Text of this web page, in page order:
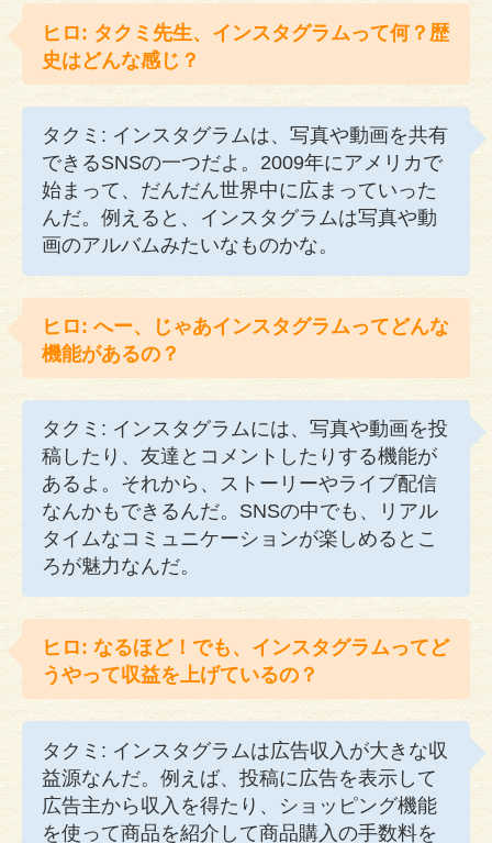
ヒロ: タクミ先生、インスタグラムって何？歴
史はどんな感じ？
タクミ: インスタグラムは、写真や動画を共有
できるSNSの一つだよ。2009年にアメリカで
始まって、だんだん世界中に広まっていった
んだ。例えると、インスタグラムは写真や動
画のアルバムみたいなものかな。
ヒロ: へー、じゃあインスタグラムってどんな
機能があるの？
タクミ: インスタグラムには、写真や動画を投
稿したり、友達とコメントしたりする機能が
あるよ。それから、ストーリーやライブ配信
なんかもできるんだ。SNSの中でも、リアル
タイムなコミュニケーションが楽しめるとこ
ろが魅力なんだ。
ヒロ: なるほど！でも、インスタグラムってど
うやって収益を上げているの？
タクミ: インスタグラムは広告収入が大きな収
益源なんだ。例えば、投稿に広告を表示して
広告主から収入を得たり、ショッピング機能
を使って商品を紹介して商品購入の手数料を